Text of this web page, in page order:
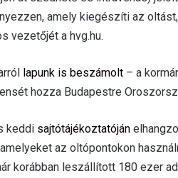
amely kiegészíti az
vezetőjét a hvg.hu.
lapunk is beszámolt – a
hozza Budapestre
keddi sajtótájékoztatóján
az oltópontokon
korábban leszállított 180 ezer